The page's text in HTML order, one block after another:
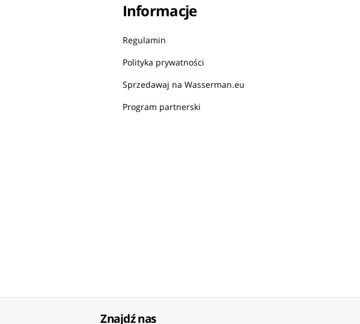
Informacje
Regulamin
Polityka prywatności
Sprzedawaj na Wasserman.eu
Program partnerski
Znajdź nas